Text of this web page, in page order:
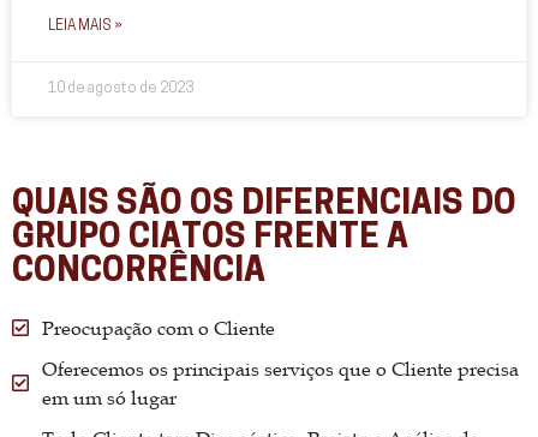
LEIA MAIS »
10 de agosto de 2023
QUAIS SÃO OS DIFERENCIAIS DO
GRUPO CIATOS FRENTE A
CONCORRÊNCIA
Preocupação com o Cliente
Oferecemos os principais serviços que o Cliente precisa
em um só lugar